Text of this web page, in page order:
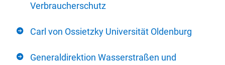
Verbraucherschutz
Carl von Ossietzky Universität Oldenburg
Generaldirektion Wasserstraßen und